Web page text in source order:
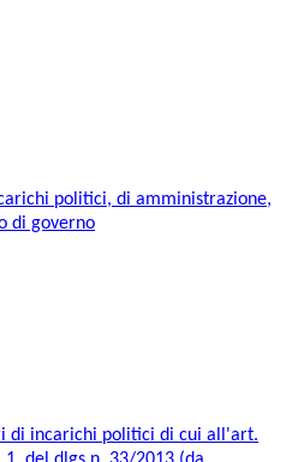
politici, di amministrazione,
di governo
di incarichi politici di cui all'art.